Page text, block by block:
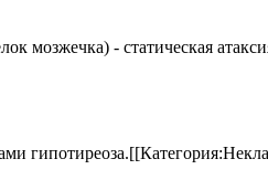
мозжечка) - статическая